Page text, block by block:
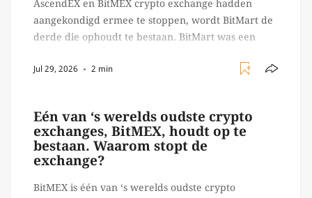
AscendEX en BitMEX crypto exchange hadden
aangekondigd ermee te stoppen, wordt BitMart de
derde die ophoudt te bestaan. BitMart was een
crypto handelaren terecht konden om te handelen
Jul 29, 2026 2 min
Eén van ‘s werelds oudste crypto
exchanges, BitMEX, houdt op te
bestaan. Waarom stopt de
exchange?
BitMEX is één van ‘s werelds oudste crypto